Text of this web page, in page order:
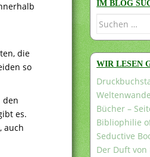
die
so
den
es.
auch
IM BLOG
Suchen
WIR LESEN
Bücher –
Bibliophilie
Seductive
Der Duft